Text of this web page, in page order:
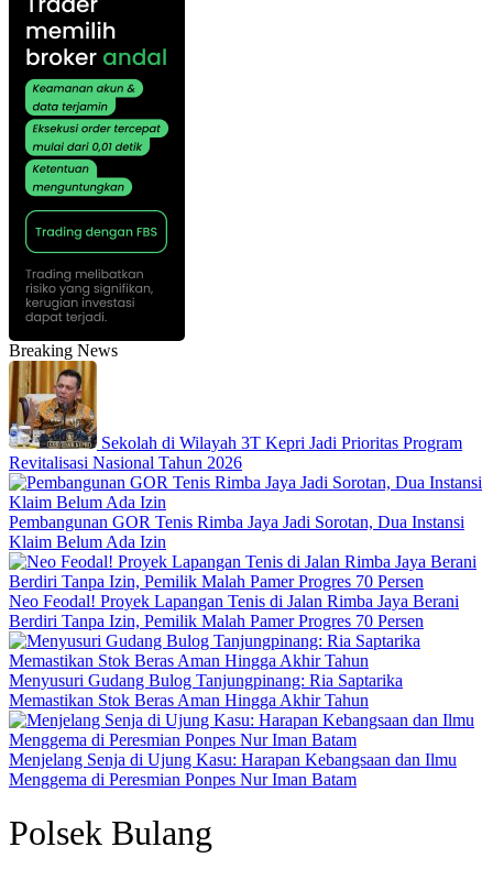
Breaking News
Sekolah di Wilayah 3T Kepri Jadi Prioritas Program
Revitalisasi Nasional Tahun 2026
Pembangunan GOR Tenis Rimba Jaya Jadi Sorotan, Dua Instansi
Klaim Belum Ada Izin
Neo Feodal! Proyek Lapangan Tenis di Jalan Rimba Jaya Berani
Berdiri Tanpa Izin, Pemilik Malah Pamer Progres 70 Persen
Menyusuri Gudang Bulog Tanjungpinang: Ria Saptarika
Memastikan Stok Beras Aman Hingga Akhir Tahun
Menjelang Senja di Ujung Kasu: Harapan Kebangsaan dan Ilmu
Menggema di Peresmian Ponpes Nur Iman Batam
Polsek Bulang